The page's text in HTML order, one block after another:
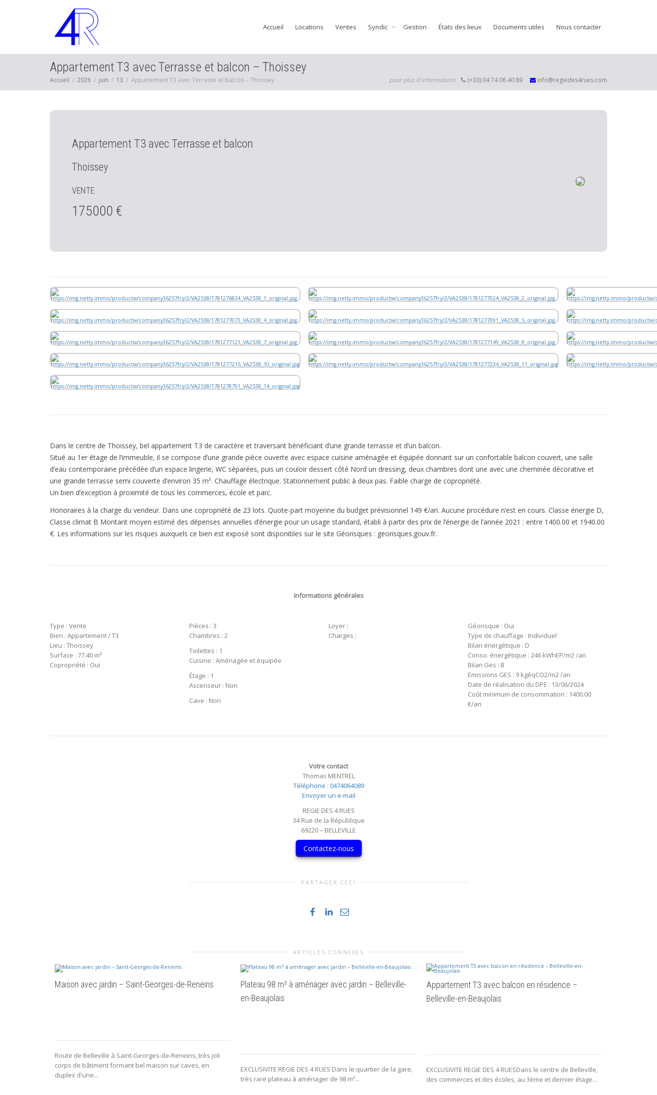
Accueil Locations Ventes Syndic Gestion États des lieux Documents utiles Nous contacter
Appartement T3 avec Terrasse et balcon – Thoissey
Accueil 2026 juin 13 Appartement T3 avec Terrasse et balcon – Thoissey pour plus d'informations (+33) 04 74 06 40 89 info@regiedes4rues.com
Appartement T3 avec Terrasse et balcon
Thoissey
VENTE
175000 €
Dans le centre de Thoissey, bel appartement T3 de caractère et traversant bénéficiant d’une grande terrasse et d’un balcon.
Situé au 1er étage de l’immeuble, il se compose d’une grande pièce ouverte avec espace cuisine aménagée et équipée donnant sur un confortable balcon couvert, une salle
d’eau contemporaine précédée d’un espace lingerie, WC séparées, puis un couloir dessert côté Nord un dressing, deux chambres dont une avec une cheminée décorative et
une grande terrasse semi couverte d’environ 35 m². Chauffage électrique. Stationnement public à deux pas. Faible charge de copropriété.
Un bien d’exception à proximité de tous les commerces, école et parc.
Honoraires à la charge du vendeur. Dans une copropriété de 23 lots. Quote-part moyenne du budget prévisionnel 149 €/an. Aucune procédure n’est en cours. Classe énergie D,
Classe climat B Montant moyen estimé des dépenses annuelles d’énergie pour un usage standard, établi à partir des prix de l’énergie de l’année 2021 : entre 1400.00 et 1940.00
€. Les informations sur les risques auxquels ce bien est exposé sont disponibles sur le site Géorisques : georisques.gouv.fr.
Informations générales
Type : Vente
Bien : Appartement / T3
Lieu : Thoissey
Surface : 77.40 m²
Copropriété : Oui
Pièces : 3
Chambres : 2
Toilettes : 1
Cuisine : Aménagée et équipée
Étage : 1
Ascenseur : Non
Cave : Non
Loyer :
Charges :
Géorisque : Oui
Type de chauffage : Individuel
Bilan énergétique : D
Conso. énergétique : 246 kWhEP/m2 /an
Bilan Ges : B
Emissions GES : 9 kgéqCO2/m2 /an
Date de réalisation du DPE : 13/06/2024
Coût minimum de consommation : 1400.00
€/an
Votre contact
Thomas MENTREL
Téléphone : 0474064089
Envoyer un e-mail
REGIE DES 4 RUES
34 Rue de la République
69220 – BELLEVILLE
Contactez-nous
PARTAGER CECI
ARTICLES CONNEXES
Maison avec jardin – Saint-Georges-de-Reneins
Route de Belleville à Saint-Georges-de-Reneins, très joli
corps de bâtiment formant bel maison sur caves, en
duplex d'une...
Plateau 98 m² à aménager avec jardin – Belleville-
en-Beaujolais
EXCLUSIVITE REGIE DES 4 RUES Dans le quartier de la gare,
très rare plateau à aménager de 98 m²...
Appartement T3 avec balcon en résidence –
Belleville-en-Beaujolais
EXCLUSIVITE REGIE DES 4 RUESDans le centre de Belleville,
des commerces et des écoles, au 3ème et dernier étage...